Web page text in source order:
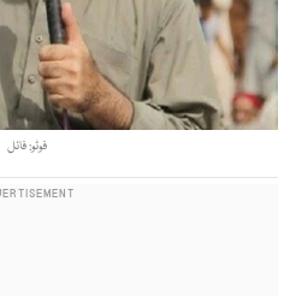
فوٹو: فائل